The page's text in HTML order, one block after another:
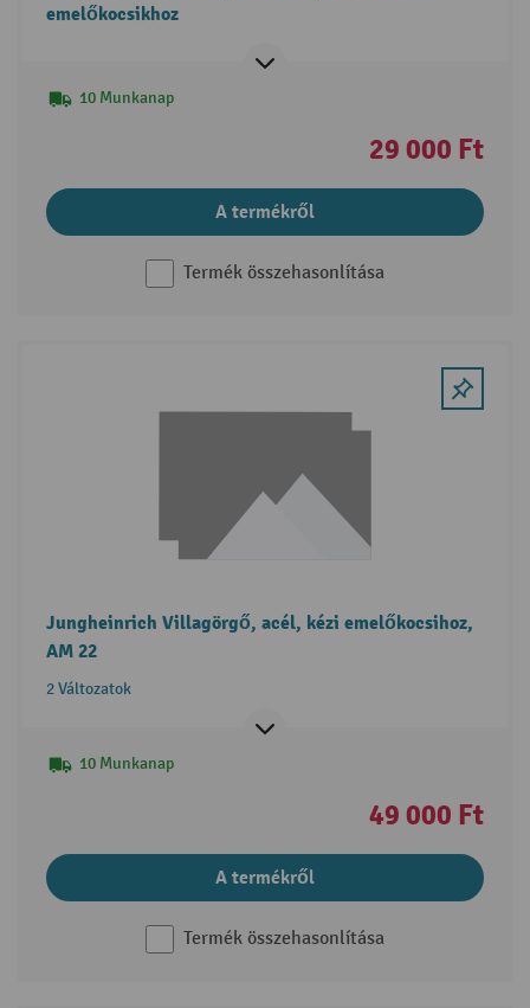
emelőkocsikhoz
10 Munkanap
29 000 Ft
A termékről
Termék összehasonlítása
Jungheinrich Villagörgő, acél, kézi emelőkocsihoz,
AM 22
2 Változatok
10 Munkanap
49 000 Ft
A termékről
Termék összehasonlítása